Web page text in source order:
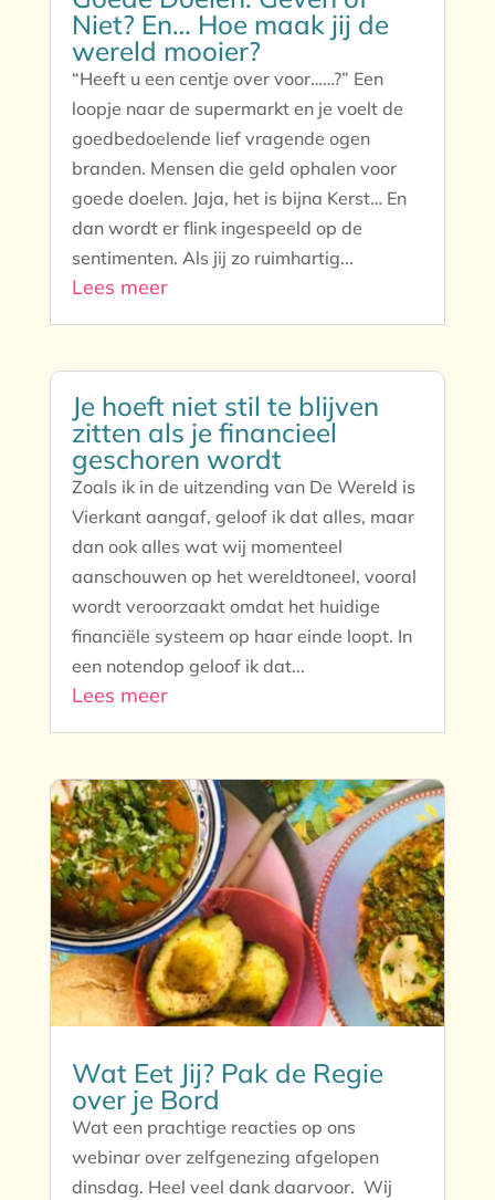
Niet? En… Hoe maak jij de
wereld mooier?
“Heeft u een centje over voor……?” Een
loopje naar de supermarkt en je voelt de
goedbedoelende lief vragende ogen
branden. Mensen die geld ophalen voor
goede doelen. Jaja, het is bijna Kerst… En
dan wordt er flink ingespeeld op de
sentimenten. Als jij zo ruimhartig...
Lees meer
Je hoeft niet stil te blijven
zitten als je financieel
geschoren wordt
Zoals ik in de uitzending van De Wereld is
Vierkant aangaf, geloof ik dat alles, maar
dan ook alles wat wij momenteel
aanschouwen op het wereldtoneel, vooral
wordt veroorzaakt omdat het huidige
financiële systeem op haar einde loopt. In
een notendop geloof ik dat...
Lees meer
Wat Eet Jij? Pak de Regie
over je Bord
Wat een prachtige reacties op ons
webinar over zelfgenezing afgelopen
dinsdag. Heel veel dank daarvoor. Wij